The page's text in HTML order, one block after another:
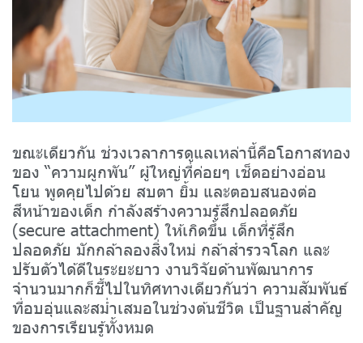
ขณะเดียวกัน ช่วงเวลาการดูแลเหล่านี้คือโอกาสทอง
ของ “ความผูกพัน” ผู้ใหญ่ที่ค่อยๆ เช็ดอย่างอ่อน
โยน พูดคุยไปด้วย สบตา ยิ้ม และตอบสนองต่อ
สีหน้าของเด็ก กำลังสร้างความรู้สึกปลอดภัย
(secure attachment) ให้เกิดขึ้น เด็กที่รู้สึก
ปลอดภัย มักกล้าลองสิ่งใหม่ กล้าสำรวจโลก และ
ปรับตัวได้ดีในระยะยาว งานวิจัยด้านพัฒนาการ
จำนวนมากก็ชี้ไปในทิศทางเดียวกันว่า ความสัมพันธ์
ที่อบอุ่นและสม่ำเสมอในช่วงต้นชีวิต เป็นฐานสำคัญ
ของการเรียนรู้ทั้งหมด